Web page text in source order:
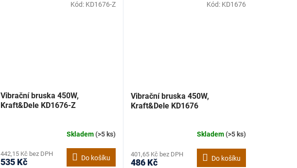
Vibrační bruska 450W,
Kraft&Dele KD1676-Z
Skladem(>5 ks)
442,15 Kč bez DPH
535 Kč Do košíku
Kód: KD1676-Z
Vibrační bruska 450W,
Kraft&Dele KD1676
Skladem(>5 ks)
401,65 Kč bez DPH
486 Kč Do košíku
Kód: KD1676